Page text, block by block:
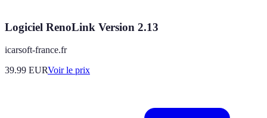
Logiciel RenoLink Version 2.13
icarsoft-france.fr
39.99 EURVoir le prix